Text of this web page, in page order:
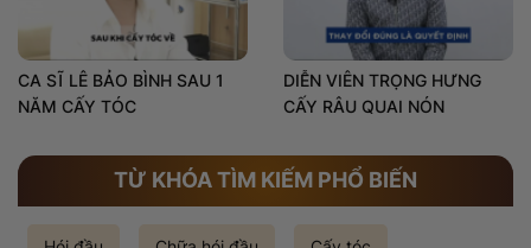
CA SĨ LÊ BẢO BÌNH SAU 1
NĂM CẤY TÓC
DIỄN VIÊN TRỌNG HƯNG
CẤY RÂU QUAI NÓN
TỪ KHÓA TÌM KIẾM PHỔ BIẾN